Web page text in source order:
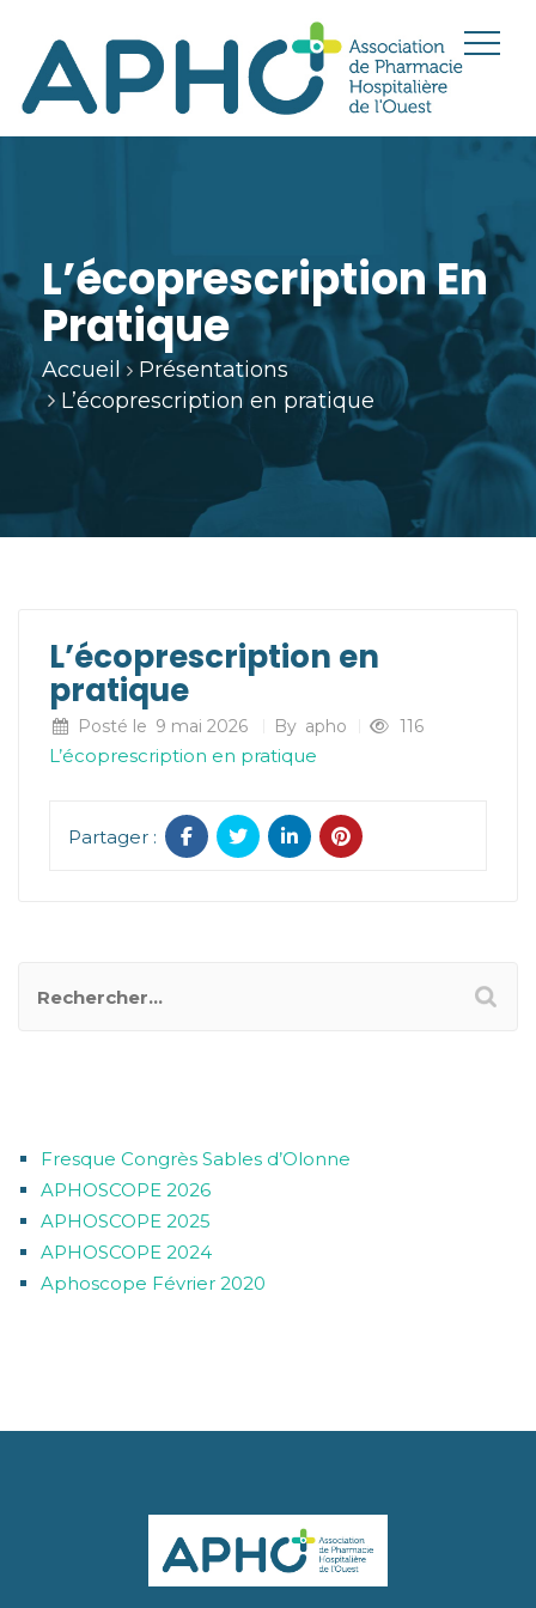
L’écoprescription En
Pratique
Accueil
Présentations
L’écoprescription en pratique
L’écoprescription en
pratique
Posté le 9 mai 2026 By apho 116
L’écoprescription en pratique
Partager :
Fresque Congrès Sables d’Olonne
APHOSCOPE 2026
APHOSCOPE 2025
APHOSCOPE 2024
Aphoscope Février 2020